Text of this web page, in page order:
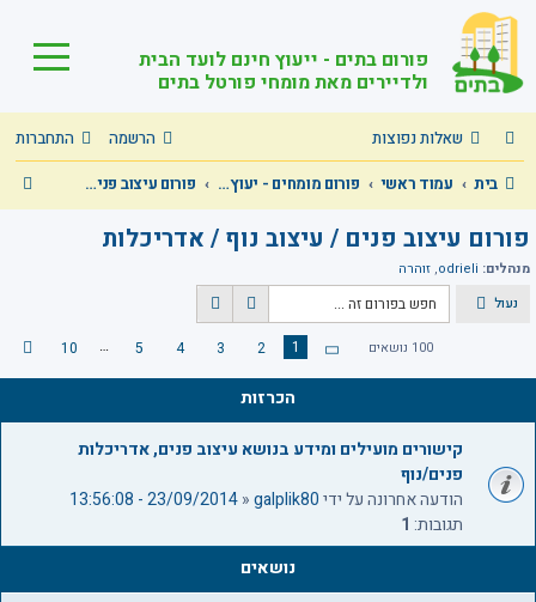
פורום בתים - ייעוץ חינם לועד הבית
ולדיירים מאת מומחי פורטל בתים
שאלות נפוצות התחברות
הרשמה
בית
עמוד ראשי פורום מומחים - יעוץ מקצועי חינם בכל תחומי הבית המשותף! פורום עיצוב פנים / עיצוב נוף / אדריכלות
י
פורום עיצוב פנים / עיצוב נוף / אדריכלות
מנהלים: odrieli
, זוהרה
נעול
ח
ו
ש
ח
ו
מ
ת
ם
100 נושאים
ד
ף
ת
1
2
3
4
5
…
10
הכרזות
קישורים מועילים ומידע בנושא עיצוב פנים, אדריכלות
פנים/נוף
הודעה אחרונה על ידיgalplik80
«
23/09/2014 - 13:56:08
תגובות: 1
נושאים